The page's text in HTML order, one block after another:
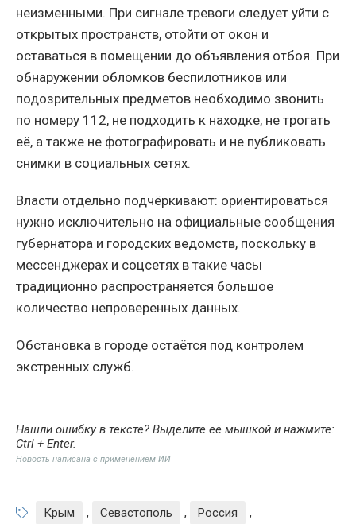
неизменными. При сигнале тревоги следует уйти с
открытых пространств, отойти от окон и
оставаться в помещении до объявления отбоя. При
обнаружении обломков беспилотников или
подозрительных предметов необходимо звонить
по номеру 112, не подходить к находке, не трогать
её, а также не фотографировать и не публиковать
снимки в социальных сетях.
Власти отдельно подчёркивают: ориентироваться
нужно исключительно на официальные сообщения
губернатора и городских ведомств, поскольку в
мессенджерах и соцсетях в такие часы
традиционно распространяется большое
количество непроверенных данных.
Обстановка в городе остаётся под контролем
экстренных служб.
Нашли ошибку в тексте? Выделите её мышкой и нажмите:
Ctrl + Enter.
Новость написана с применением ИИ
Крым , Севастополь , Россия
,